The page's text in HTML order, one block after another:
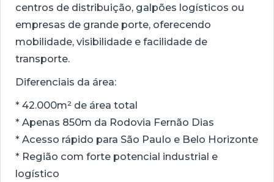
centros de distribuição, galpões logísticos ou
empresas de grande porte, oferecendo
mobilidade, visibilidade e facilidade de
transporte.
Diferenciais da área:
* 42.000m² de área total
* Apenas 850m da Rodovia Fernão Dias
* Acesso rápido para São Paulo e Belo Horizonte
* Região com forte potencial industrial e
logístico